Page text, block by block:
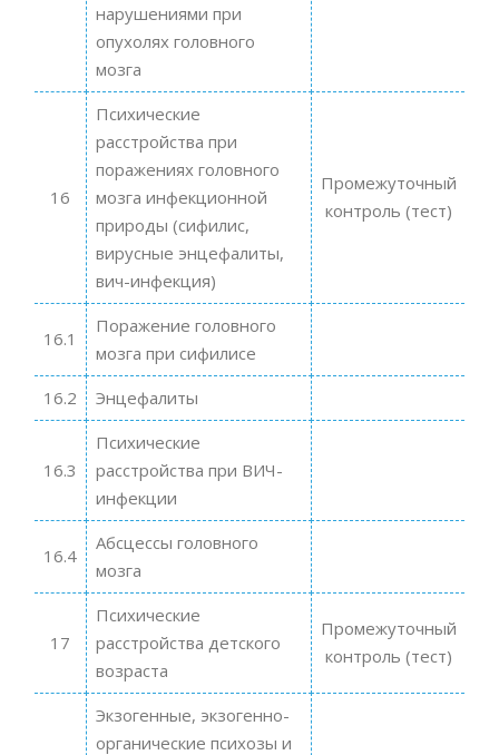
нарушениями при
опухолях головного
мозга
16
Психические
расстройства при
поражениях головного
мозга инфекционной
природы (сифилис,
вирусные энцефалиты,
вич-инфекция)
Промежуточный
контроль (тест)
16.1
Поражение головного
мозга при сифилисе
16.2
Энцефалиты
16.3
Психические
расстройства при ВИЧ-
инфекции
16.4
Абсцессы головного
мозга
17
Психические
расстройства детского
возраста
Промежуточный
контроль (тест)
Экзогенные, экзогенно-
органические психозы и